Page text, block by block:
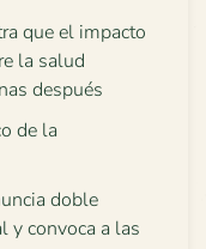
que el impacto
la salud
después
de la
doble
y convoca a las